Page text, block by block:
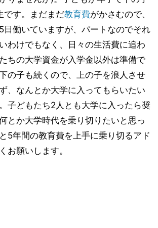
です。まだまだ教育費がかさむので、
日働いていますが、パートなのでそれ
わけでもなく、日々の生活費に追わ
ちの大学資金が入学金以外は準備で
の子も続くので、上の子を浪人させ
、なんとか大学に入ってもらいたい
子どもたち2人とも大学に入ったら奨
とか大学時代を乗り切りたいと思っ
5年間の教育費を上手に乗り切るアド
お願いします。